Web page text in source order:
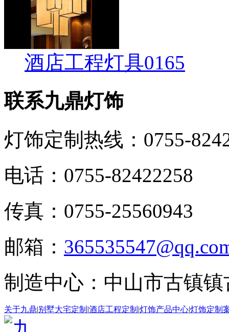
酒店工程灯具0165
联系九鼎灯饰
灯饰定制热线： 0755-
电话：0755-82422258
传真：0755-25560943
邮箱：
制造中心：中山市古镇
关于九鼎|别墅大宅定制 |酒店工程定制 |灯饰产品中心|灯饰定制